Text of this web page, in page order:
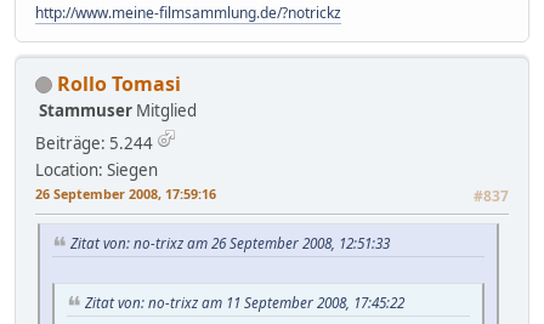
http://www.meine-filmsammlung.de/?notrickz
Rollo Tomasi
Stammuser Mitglied
Beiträge: 5.244
Location: Siegen
26 September 2008, 17:59:16 #837
Zitat von: no-trixz am 26 September 2008, 12:51:33
Zitat von: no-trixz am 11 September 2008, 17:45:22